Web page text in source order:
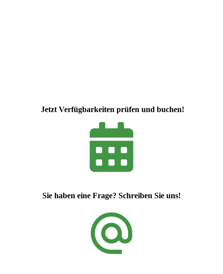
Jetzt Verfügbarkeiten prüfen und buchen!
Sie haben eine Frage? Schreiben Sie uns!